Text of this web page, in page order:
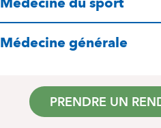
Médecine générale
PRENDRE UN